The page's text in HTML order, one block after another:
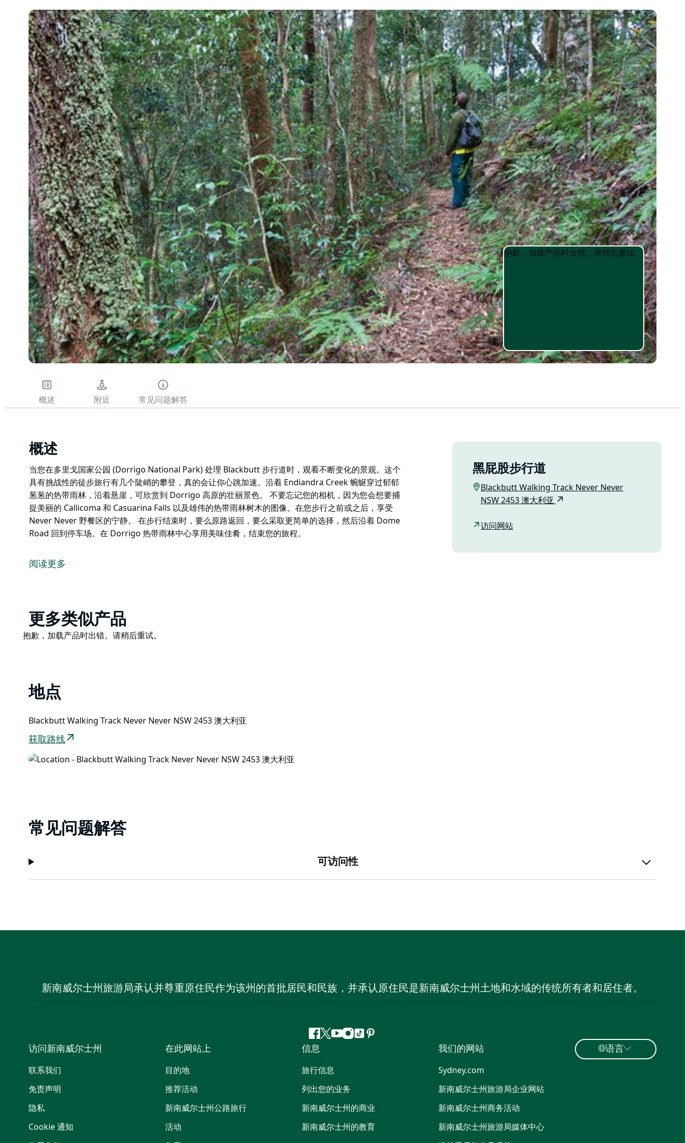
Product
Product
抱歉，加载产品时出错。请稍后重试。
概述 附近 常见问题解答
概述
当您在多里戈国家公园 (Dorrigo National Park) 处理 Blackbutt 步行道时，观看不断变化的景观。这个
具有挑战性的徒步旅行有几个陡峭的攀登，真的会让你心跳加速。沿着 Endiandra Creek 蜿蜒穿过郁郁
葱葱的热带雨林，沿着悬崖，可欣赏到 Dorrigo 高原的壮丽景色。 不要忘记您的相机，因为您会想要捕
捉美丽的 Callicoma 和 Casuarina Falls 以及雄伟的热带雨林树木的图像。在您步行之前或之后，享受
Never Never 野餐区的宁静。 在步行结束时，要么原路返回，要么采取更简单的选择，然后沿着 Dome
Road 回到停车场。在 Dorrigo 热带雨林中心享用美味佳肴，结束您的旅程。
具有挑战性的徒步旅行有几个陡峭的攀登，真的会让你心跳加速。沿着 Endiandra Creek 蜿蜒穿过郁郁
葱葱的热带雨林，沿着悬崖，可欣赏到 Dorrigo 高原的壮丽景色。
在步行结束时，要么原路返回，要么采取更简单的选择，然后沿着 Dome Road 回到停车场。在 Dorrigo
热带雨林中心享用美味佳肴，结束您的旅程。
阅读更多
黑屁股步行道
Blackbutt Walking Track Never Never
NSW 2453 澳大利亚
访问网站
Product
List
更多类似产品
Product
抱歉，加载产品时出错。请稍后重试。
地点
Blackbutt Walking Track Never Never NSW 2453 澳大利亚
获取路线
常见问题解答
可访问性
新南威尔士州旅游局承认并尊重原住民作为该州的首批居民和民族，并承认原住民是新南威尔士州土地和水域的传统所有者和居住者。
Facebook
叽
喳
喳
YouTube
Instagram
抖 Pinterest
访问新南威尔士州
联系我们
免责声明
隐私
Cookie 通知
在此网站上
目的地
推荐活动
新南威尔士州公路旅行
活动
信息
旅行信息
列出您的业务
新南威尔士州的商业
新南威尔士州的教育
我们的网站
Sydney.com
新南威尔士州旅游局企业网站
新南威尔士州商务活动
新南威尔士州旅游局媒体中心
语言